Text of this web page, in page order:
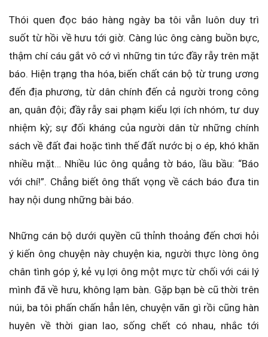
Thói quen đọc báo hàng ngày ba tôi vẫn luôn duy trì
suốt từ hồi về hưu tới giờ. Càng lúc ông càng buồn bực,
thậm chí cáu gắt vô cớ vì những tin tức đầy rẫy trên mặt
báo. Hiện trạng tha hóa, biến chất cán bộ từ trung ương
đến địa phương, từ dân chính đến cả người trong công
an, quân đội; đầy rẫy sai phạm kiểu lợi ích nhóm, tư duy
nhiệm kỳ; sự đối kháng của người dân từ những chính
sách về đất đai hoặc tình thế đất nước bị o ép, khó khăn
nhiều mặt… Nhiều lúc ông quẳng tờ báo, lầu bầu: “Báo
với chí!”. Chẳng biết ông thất vọng về cách báo đưa tin
hay nội dung những bài báo.
Những cán bộ dưới quyền cũ thỉnh thoảng đến chơi hỏi
ý kiến ông chuyện này chuyện kia, người thực lòng ông
chân tình góp ý, kẻ vụ lợi ông một mực từ chối với cái lý
mình đã về hưu, không lạm bàn. Gặp bạn bè cũ thời trên
núi, ba tôi phấn chấn hẳn lên, chuyện vãn gì rồi cũng hàn
huyên về thời gian lao, sống chết có nhau, nhắc tới